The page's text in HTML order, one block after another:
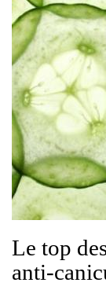
Le top
anti-